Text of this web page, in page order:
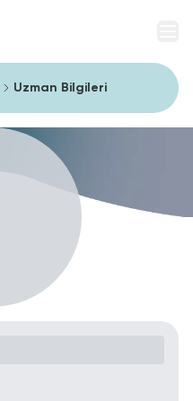
Uzman Bilgileri